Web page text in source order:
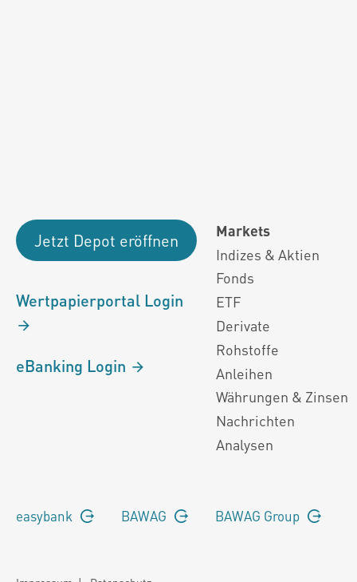
Jetzt Depot eröffnen
Wertpapierportal Login
eBanking Login
Markets
Indizes & Aktien
Fonds
ETF
Derivate
Rohstoffe
Anleihen
Währungen & Zinsen
Nachrichten
Analysen
easybank BAWAG BAWAG Group